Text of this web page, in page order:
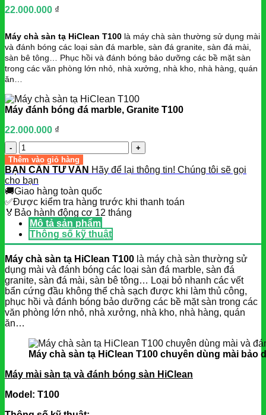
22.000.000 ₫
Máy chà sàn tạ HiClean T100 là máy chà sàn thường sử dụng mài
và đánh bóng các loại sàn đá marble, sàn đá granite, sàn đá mài,
sàn bê tông… Phục hồi và đánh bóng bảo dưỡng các bề mặt sàn
trong các văn phòng lớn nhỏ, nhà xưởng, nhà kho, nhà hàng, quán
ăn…
Máy đánh bóng đá marble, Granite T100
22.000.000 ₫
Số
lượng
Thêm vào giỏ hàng
BẠN CẦN TƯ VẤN Hãy để lại thông tin! Chúng tôi sẽ gọi
cho bạn
🚚Giao hàng toàn quốc
✅Được kiểm tra hàng trước khi thanh toán
🏅 Bảo hành động cơ 12 tháng
Mô tả sản phẩm
Thông số kỹ thuật
Máy chà sàn tạ HiClean T100 là máy chà sàn thường sử
dụng mài và đánh bóng các loại sàn đá marble, sàn đá
granite, sàn đá mài, sàn bê tông… Loại bỏ nhanh các vết
bẩn cứng đầu không thể chà sạch được khi làm thủ công,
phục hồi và đánh bóng bảo dưỡng các bề mặt sàn trong các
văn phòng lớn nhỏ, nhà xưởng, nhà kho, nhà hàng, quán
ăn…
Máy chà sàn tạ HiClean T100 chuyên dùng mài
Máy mài sàn tạ và đánh bóng sàn HiClean
Model: T100